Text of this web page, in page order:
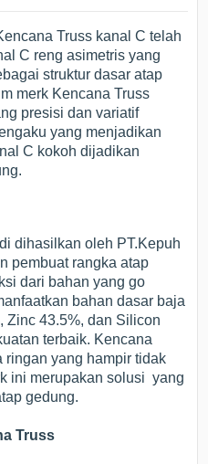
Truss kanal C telah
C reng asimetris yang
struktur dasar atap
merk Kencana Truss
presisi dan variatif
yang menjadikan
C kokoh dijadikan
dihasilkan oleh PT.Kepuh
pembuat rangka atap
dari bahan yang go
bahan dasar baja
Zinc 43.5%, dan Silicon
terbaik. Kencana
yang hampir tidak
ini merupakan solusi yang
gedung.
Truss